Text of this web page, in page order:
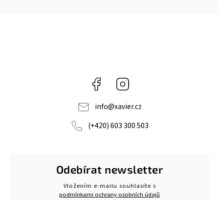
Facebook
info@xavier.cz
(+420) 603 300 503
Odebírat newsletter
Vložením e-mailu souhlasíte s
podmínkami ochrany osobních údajů